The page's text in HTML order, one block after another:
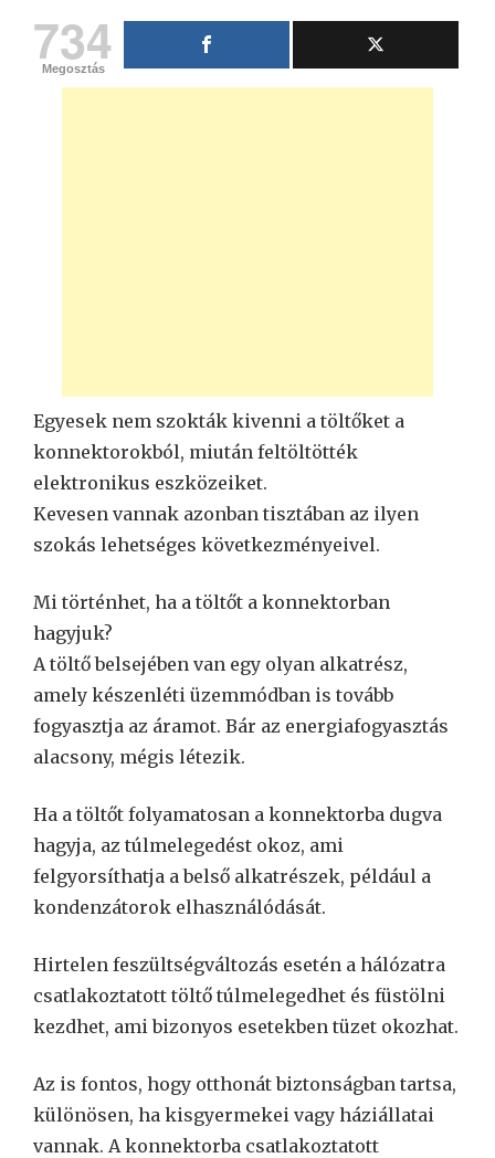
734
Megosztás
Egyesek nem szokták kivenni a töltőket a
konnektorokból, miután feltöltötték
elektronikus eszközeiket.
Kevesen vannak azonban tisztában az ilyen
szokás lehetséges következményeivel.
Mi történhet, ha a töltőt a konnektorban
hagyjuk?
A töltő belsejében van egy olyan alkatrész,
amely készenléti üzemmódban is tovább
fogyasztja az áramot. Bár az energiafogyasztás
alacsony, mégis létezik.
Ha a töltőt folyamatosan a konnektorba dugva
hagyja, az túlmelegedést okoz, ami
felgyorsíthatja a belső alkatrészek, például a
kondenzátorok elhasználódását.
Hirtelen feszültségváltozás esetén a hálózatra
csatlakoztatott töltő túlmelegedhet és füstölni
kezdhet, ami bizonyos esetekben tüzet okozhat.
Az is fontos, hogy otthonát biztonságban tartsa,
különösen, ha kisgyermekei vagy háziállatai
vannak. A konnektorba csatlakoztatott